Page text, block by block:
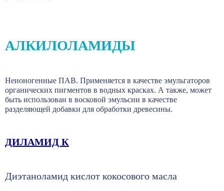
АЛКИЛОЛАМИДЫ
Неионогенные ПАВ. Применяется в качестве эмульгаторов
органических пигментов в водных красках. А также, может
быть использован в восковой эмульсии в качестве
разделяющей добавки для обработки древесины.
ДИЛАМИД К
Диэтаноламид кислот кокосового масла